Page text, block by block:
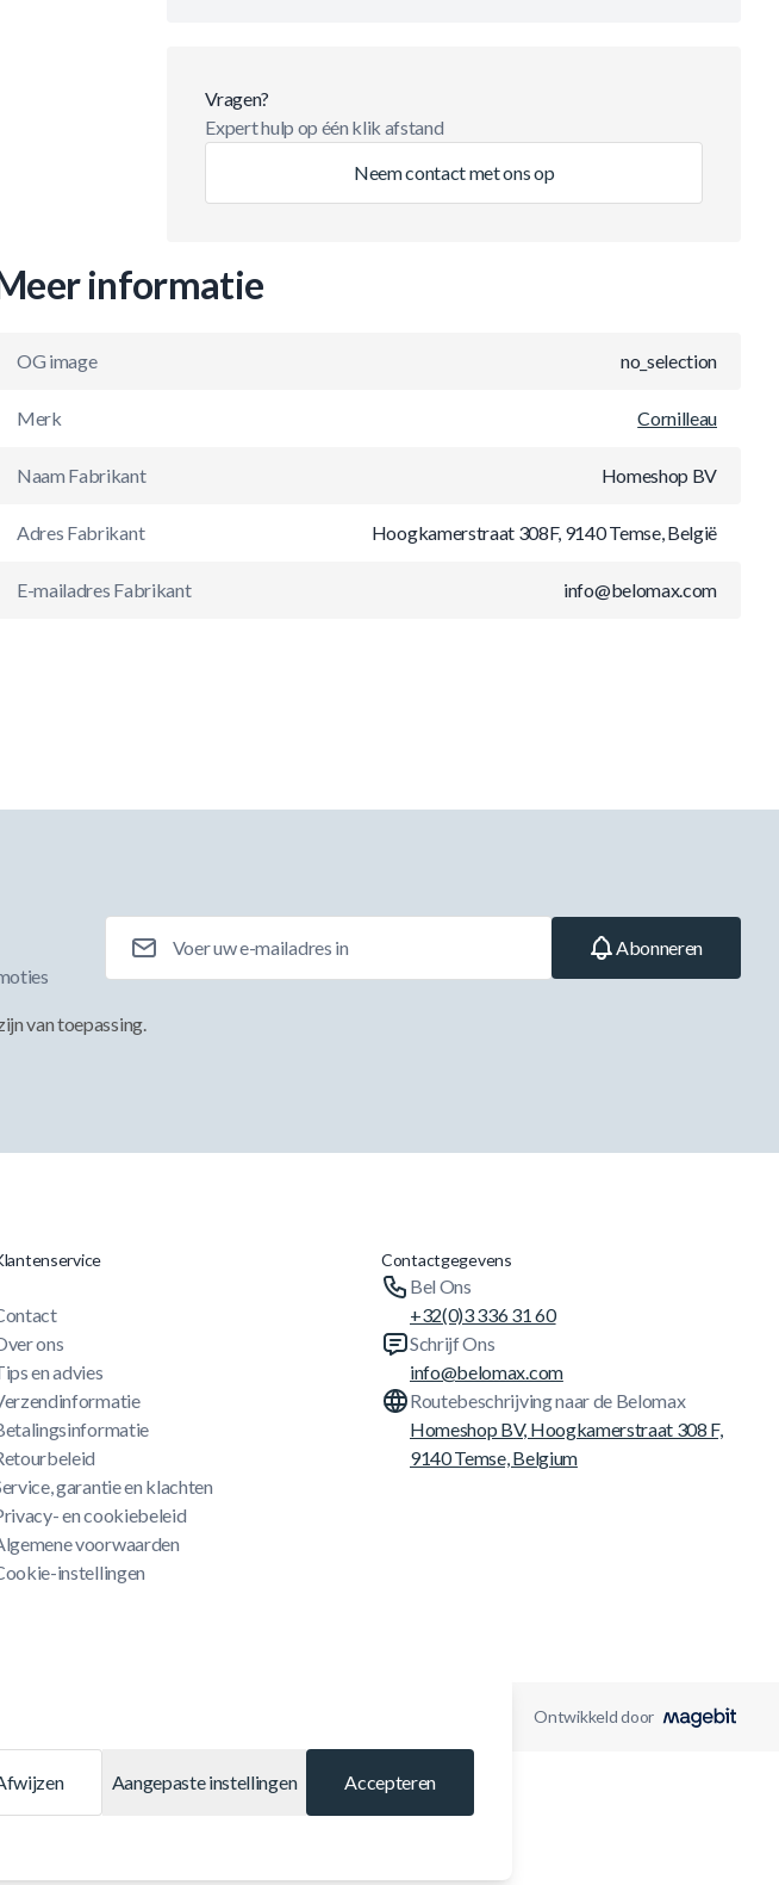
Vragen?
Expert hulp op één klik afstand
Neem contact met ons op
informatie
OG image no_selection
Merk Cornilleau
Naam Fabrikant Homeshop BV
Adres Fabrikant Hoogkamerstraat 308F, 9140 Temse, België
E-mailadres Fabrikant info@belomax.com
Aangepaste instellingen Accepteren
Abonneren
van toepassing.
ons
en advies
garantie en klachten
en cookiebeleid
voorwaarden
instellingen
Contactgegevens
Bel Ons
+32(0)3 336 31 60
Schrijf Ons
info@belomax.com
Routebeschrijving naar de Belomax
Homeshop BV, Hoogkamerstraat 308 F,
9140 Temse, Belgium
Ontwikkeld door